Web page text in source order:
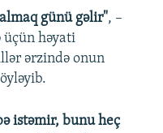
günü gəlir", –
həyati
ərzində onun
istəmir, bunu heç